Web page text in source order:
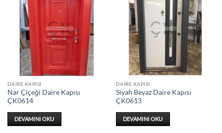
DAIRE KAPISI
Nar Çiçeği Daire Kapısı
ÇK0614
DEVAMINI OKU
DAIRE KAPISI
Siyah Beyaz Daire Kapısı
ÇK0613
DEVAMINI OKU